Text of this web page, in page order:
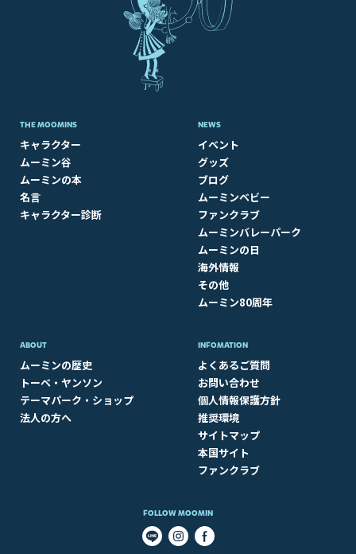
THE MOOMINS
キャラクター
ムーミン谷
ムーミンの本
名言
キャラクター診断
NEWS
イベント
グッズ
ブログ
ムーミンベビー
ファンクラブ
ムーミンバレーパーク
ムーミンの日
海外情報
その他
ムーミン80周年
ABOUT​
ムーミンの歴史
トーベ・ヤンソン
テーマパーク・ショップ
法人の方へ
INFOMATION
よくあるご質問
お問い合わせ
個人情報保護方針
推奨環境
サイトマップ
本国サイト
ファンクラブ
FOLLOW MOOMIN